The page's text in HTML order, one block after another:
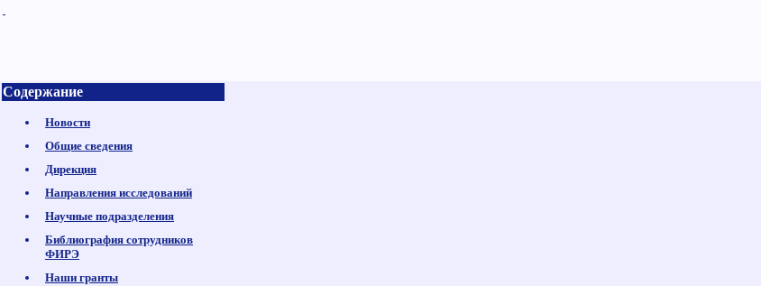
Содержание
Новости
Общие сведения
Дирекция
Направления исследований
Научные подразделения
Библиография сотрудников
ФИРЭ
Наши гранты